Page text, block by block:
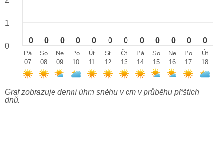
0 0 0 0 0 0 0 0 0 0 0 0
1
0
Pá
07
So
08
Ne
09
Po
10
Út
11
St
12
Čt
13
Pá
14
So
15
Ne
16
Po
17
Út
18
Graf zobrazuje denní úhrn sněhu v cm v průběhu příštích
dnů.